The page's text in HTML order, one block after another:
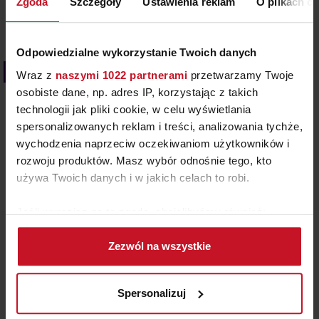
Odpowiedzialne wykorzystanie Twoich danych
Wraz z naszymi 1022 partnerami przetwarzamy Twoje
osobiste dane, np. adres IP, korzystając z takich
technologii jak pliki cookie, w celu wyświetlania
spersonalizowanych reklam i treści, analizowania tychże,
wychodzenia naprzeciw oczekiwaniom użytkowników i
rozwoju produktów. Masz wybór odnośnie tego, kto
używa Twoich danych i w jakich celach to robi.
Jeśli wyrazisz na to zgodę, chcielibyśmy również:
Gromadzić dane dotyczące Twojej lokalizacji
geograficznej z dokładnością nawet do kilku metrów
Identyfikować Twoje urządzenie, aktywnie
(fingerprinting, czyli wirtualny odcisk palca)
Zezwól na wszystkie
Spersonalizuj
Kolor we wnętrzach
W ostatniej audycji Radia RAM Krzysztof Majewski
zabrał słuchaczy w podróż przez historię różu. I